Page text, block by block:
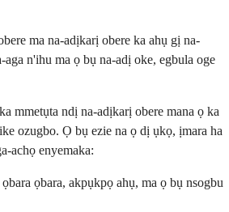
ma na-adịkarị obere ka ahụ gị na-
aga n'ihu ma ọ bụ na-adị oke, egbula oge
mmetụta ndị na-adịkarị obere mana ọ ka
ozugbo. Ọ bụ ezie na ọ dị ụkọ, ịmara ha
achọ enyemaka:
ọbara, akpụkpọ ahụ, ma ọ bụ nsogbu